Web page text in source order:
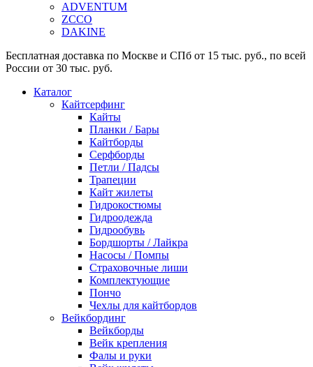
ADVENTUM
ZCCO
DAKINE
Бесплатная доставка по Москве и СПб от 15 тыс. руб., по всей
России от 30 тыс. руб.
Каталог
Кайтсерфинг
Кайты
Планки / Бары
Кайтборды
Серфборды
Петли / Падсы
Трапеции
Кайт жилеты
Гидрокостюмы
Гидроодежда
Гидрообувь
Бордшорты / Лайкра
Насосы / Помпы
Страховочные лиши
Комплектующие
Пончо
Чехлы для кайтбордов
Вейкбординг
Вейкборды
Вейк крепления
Фалы и руки